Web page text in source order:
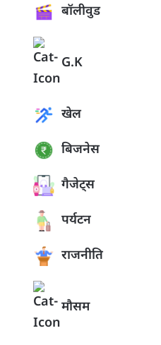
बॉलीवुड
G.K
खेल
बिजनेस
गैजेट्स
पर्यटन
राजनीति
मौसम